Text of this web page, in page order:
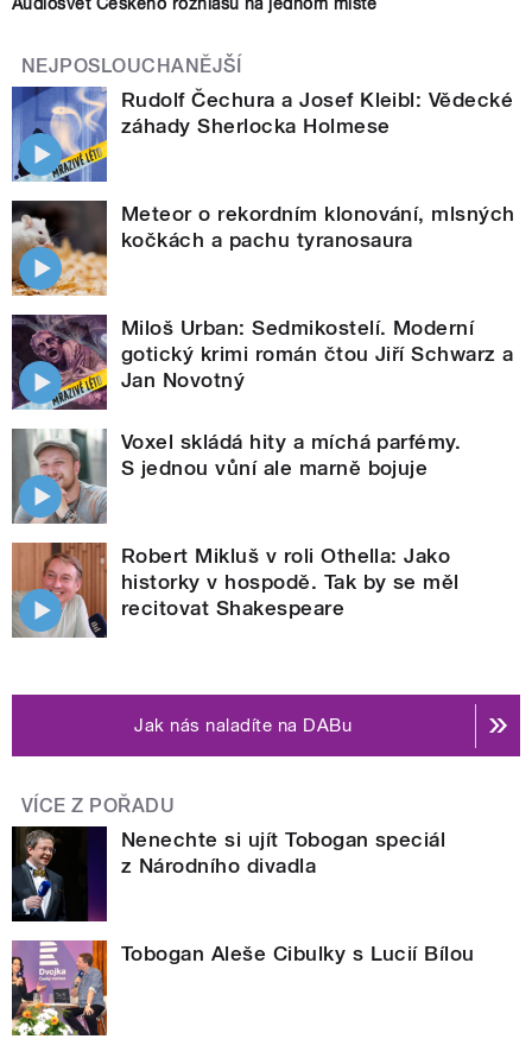
Audiosvět Českého rozhlasu na jednom místě
NEJPOSLOUCHANĚJŠÍ
Rudolf Čechura a Josef Kleibl: Vědecké
záhady Sherlocka Holmese
Meteor o rekordním klonování, mlsných
kočkách a pachu tyranosaura
Miloš Urban: Sedmikostelí. Moderní
gotický krimi román čtou Jiří Schwarz a
Jan Novotný
Voxel skládá hity a míchá parfémy.
S jednou vůní ale marně bojuje
Robert Mikluš v roli Othella: Jako
historky v hospodě. Tak by se měl
recitovat Shakespeare
Jak nás naladíte na DABu
VÍCE Z POŘADU
Nenechte si ujít Tobogan speciál
z Národního divadla
Tobogan Aleše Cibulky s Lucií Bílou